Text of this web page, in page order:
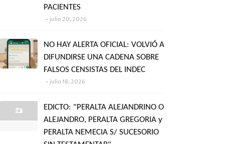
PACIENTES
julio 20, 2026
NO HAY ALERTA OFICIAL: VOLVIÓ A
DIFUNDIRSE UNA CADENA SOBRE
FALSOS CENSISTAS DEL INDEC
julio 18, 2026
EDICTO: "PERALTA ALEJANDRINO O
ALEJANDRO, PERALTA GREGORIA y
PERALTA NEMECIA S/ SUCESORIO